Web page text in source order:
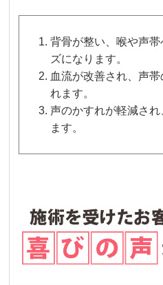
背骨が整い、喉や声
ズになります。
血流が改善され、声
れます。
声のかすれが軽減さ
ます。